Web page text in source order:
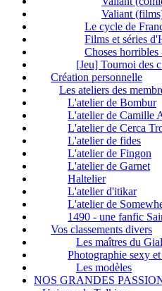
Valiant
Le cycle de
Films et séries
Choses horribles
[Jeu] Tournoi des
Création personnelle
Les ateliers des
L'atelier de Bombur
L'atelier de Camille
L'atelier de Cerca
L'atelier de fides
L'atelier de Fingon
L'atelier de Garnet
Haltelier
L'atelier d'itikar
L'atelier de
1490 - une fanfic
Vos classements divers
Les maîtres du
Photographie sexy
Les modèles
NOS GRANDES